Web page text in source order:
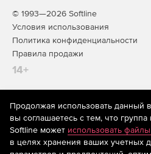
© 1993—2026 Softline
Условия использования
Политика конфиденциальности
Правила продажи
14+
На информационном ресурсе
рекомендательные технологии
предоставления информации на
систематизации и анализа
предпочтениям пользователей
Продолжая использовать данный
вы соглашаетесь с тем, что группа
Softline может использовать
в целях хранения ваших учетных